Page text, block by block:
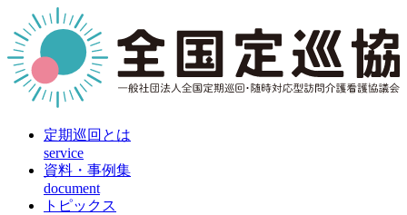
定期巡回とは
service
資料・事例集
document
トピックス